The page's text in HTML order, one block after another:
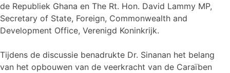
de Republiek Ghana en The Rt. Hon. David Lammy MP,
Secretary of State, Foreign, Commonwealth and
Development Office, Verenigd Koninkrijk.
Tijdens de discussie benadrukte Dr. Sinanan het belang
van het opbouwen van de veerkracht van de Caraïben